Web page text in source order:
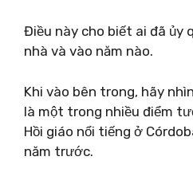
Điều này cho biết ai đã ủy
nhà và vào năm nào.
Khi vào bên trong, hãy
là một trong nhiều điểm
Hồi giáo nổi tiếng ở
năm trước.